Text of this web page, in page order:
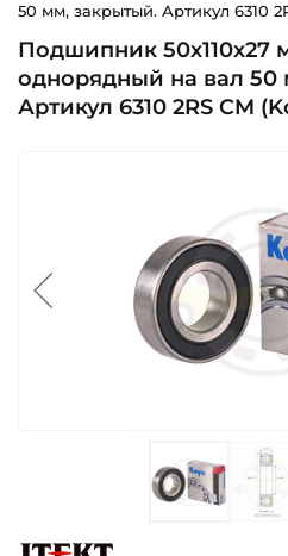
50 мм, закрытый. Артикул 6310
Подшипник
однорядный на вал 50
Артикул 6310 2RS CM